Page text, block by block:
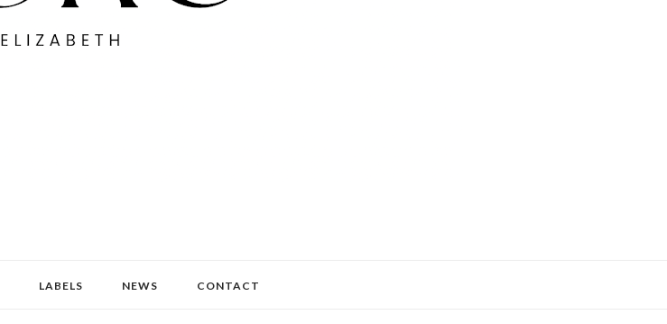
LABELS NEWS CONTACT